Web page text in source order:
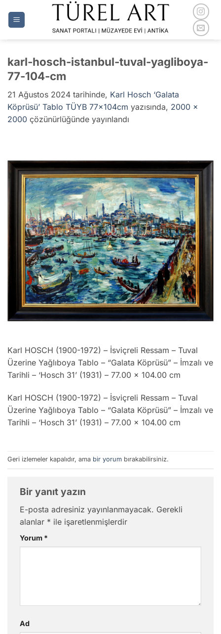
karl-hosch-istanbul-tuval-yagliboya-
77-104-cm
21 Ağustos 2024 tarihinde, Karl Hosch ‘Galata
Köprüsü’ Tablo TÜYB 77x104cm yazısında, 2000 ×
2000 çözünürlüğünde yayınlandı
Karl HOSCH (1900-1972) – İsviçreli Ressam – Tuval
Üzerine Yağlıboya Tablo – “Galata Köprüsü” – İmzalı ve
Tarihli – ‘Hosch 31’ (1931) – 77.00 x 104.00 cm
Karl HOSCH (1900-1972) – İsviçreli Ressam – Tuval
Üzerine Yağlıboya Tablo – “Galata Köprüsü” – İmzalı ve
Tarihli – ‘Hosch 31’ (1931) – 77.00 x 104.00 cm
Geri izlemeler kapalıdır, ama bir yorum bırakabilirsiniz.
Bir yanıt yazın
E-posta adresiniz yayınlanmayacak. Gerekli
alanlar * ile işaretlenmişlerdir
Yorum *
Ad